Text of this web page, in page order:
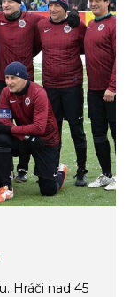
Hráči nad 45